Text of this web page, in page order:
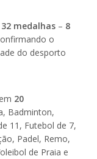
32 medalhas – 8
o
do desporto
20
Badminton,
11, Futebol de 7,
Padel, Remo,
de Praia e